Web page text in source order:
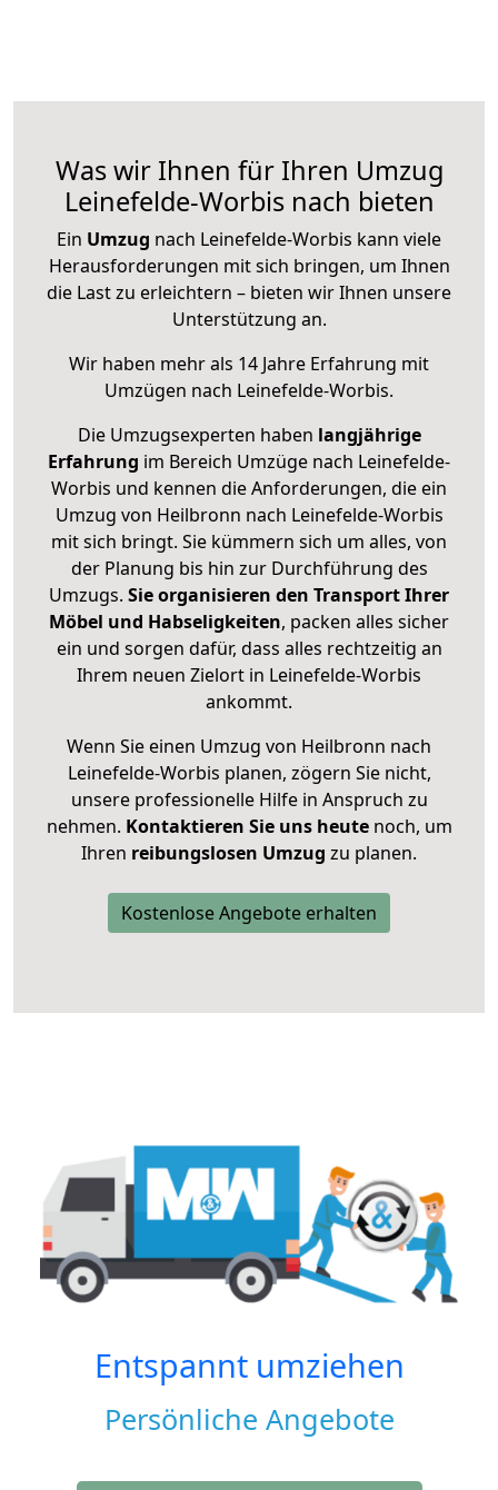
Was wir Ihnen für Ihren Umzug
Leinefelde-Worbis nach bieten
Ein Umzug nach Leinefelde-Worbis kann viele
Herausforderungen mit sich bringen, um Ihnen
die Last zu erleichtern – bieten wir Ihnen unsere
Unterstützung an.
Wir haben mehr als 14 Jahre Erfahrung mit
Umzügen nach Leinefelde-Worbis.
Die Umzugsexperten haben langjährige
Erfahrung im Bereich Umzüge nach Leinefelde-
Worbis und kennen die Anforderungen, die ein
Umzug von Heilbronn nach Leinefelde-Worbis
mit sich bringt. Sie kümmern sich um alles, von
der Planung bis hin zur Durchführung des
Umzugs. Sie organisieren den Transport Ihrer
Möbel und Habseligkeiten, packen alles sicher
ein und sorgen dafür, dass alles rechtzeitig an
Ihrem neuen Zielort in Leinefelde-Worbis
ankommt.
Wenn Sie einen Umzug von Heilbronn nach
Leinefelde-Worbis planen, zögern Sie nicht,
unsere professionelle Hilfe in Anspruch zu
nehmen. Kontaktieren Sie uns heutenoch, um
Ihren reibungslosen Umzug zu planen.
Kostenlose Angebote erhalten
Entspannt umziehen
Persönliche Angebote